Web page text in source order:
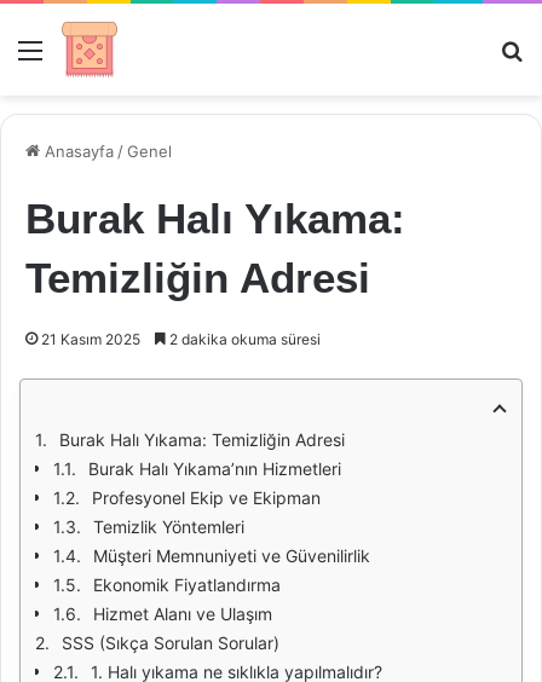
Menü
Anasayfa /Genel
Burak Halı Yıkama:
Temizliğin Adresi
21 Kasım 2025 2 dakika okuma süresi
Burak Halı Yıkama: Temizliğin Adresi
Burak Halı Yıkama’nın Hizmetleri
Profesyonel Ekip ve Ekipman
Temizlik Yöntemleri
Müşteri Memnuniyeti ve Güvenilirlik
Ekonomik Fiyatlandırma
Hizmet Alanı ve Ulaşım
SSS (Sıkça Sorulan Sorular)
1. Halı yıkama ne sıklıkla yapılmalıdır?